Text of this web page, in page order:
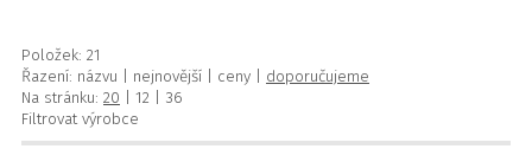
Položek: 21
Řazení: názvu nejnovější ceny
doporučujeme
Na stránku: 20 12
36
Filtrovat výrobce